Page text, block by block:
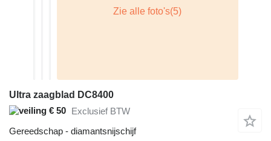
Ultra zaagblad DC8400
€ 50
Exclusief BTW
Gereedschap - diamantsnijschijf